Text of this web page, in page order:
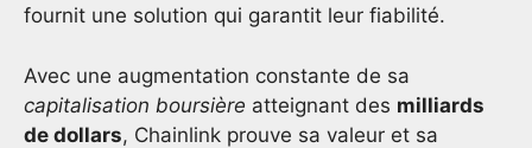
fournit une solution qui garantit leur fiabilité.
Avec une augmentation constante de sa
capitalisation boursière atteignant des milliards
de dollars, Chainlink prouve sa valeur et sa